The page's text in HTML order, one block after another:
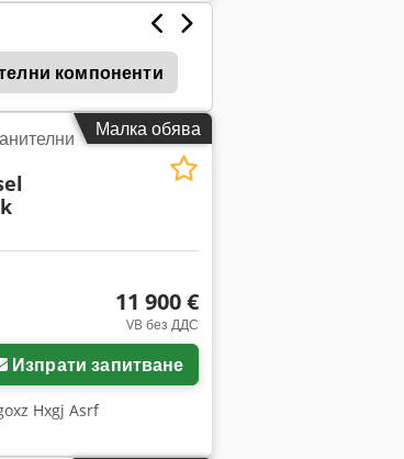
компоненти
Малка обява
11 900 €
VB без ДДС
Изпрати запитване
Hxgj Asrf